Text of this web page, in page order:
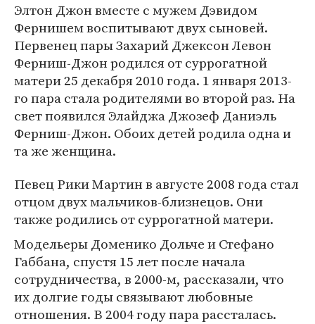
Элтон Джон вместе с мужем Дэвидом
Фернишем воспитывают двух сыновей.
Первенец пары Захарий Джексон Левон
Ферниш-Джон родился от суррогатной
матери 25 декабря 2010 года. 1 января 2013-
го пара стала родителями во второй раз. На
свет появился Элайджа Джозеф Даниэль
Ферниш-Джон. Обоих детей родила одна и
та же женщина.
Певец Рики Мартин в августе 2008 года стал
отцом двух мальчиков-близнецов. Они
также родились от суррогатной матери.
Модельеры Доменико Дольче и Стефано
Габбана, спустя 15 лет после начала
сотрудничества, в 2000-м, рассказали, что
их долгие годы связывают любовные
отношения. В 2004 году пара рассталась.